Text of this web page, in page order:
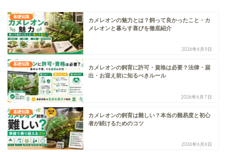
基礎知識
カメレオンの魅力とは？飼って良かったこと・カ
メレオンと暮らす喜びを徹底紹介
2026年6月9日
基礎知識
カメレオンの飼育に許可・資格は必要？法律・届
出・お迎え前に知るべきルール
2026年6月7日
基礎知識
カメレオンの飼育は難しい？本当の難易度と初心
者が続けるためのコツ
2026年6月6日